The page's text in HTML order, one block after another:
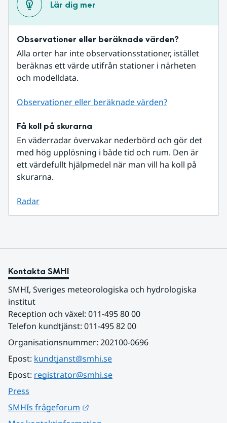
Lär dig mer
Observationer eller beräknade värden?
Alla orter har inte observationsstationer, istället
beräknas ett värde utifrån stationer i närheten
och modelldata.
Observationer eller beräknade värden?
Få koll på skurarna
En väderradar övervakar nederbörd och gör det
med hög upplösning i både tid och rum. Den är
ett värdefullt hjälpmedel när man vill ha koll på
skurarna.
Radar
Kontakta SMHI
SMHI, Sveriges meteorologiska och hydrologiska
institut
Reception och växel: 011-495 80 00
Telefon kundtjänst: 011-495 82 00
Organisationsnummer: 202100-0696
Epost: kundtjanst@smhi.se
Epost: registrator@smhi.se
Press
SMHIs frågeforum